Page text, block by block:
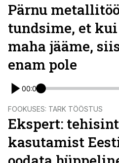
Pärnu
tundsime, et
maha jääme,
enam pole
00:00
FOOKUSES: TARK TÖÖSTUS
Ekspert:
kasutamist